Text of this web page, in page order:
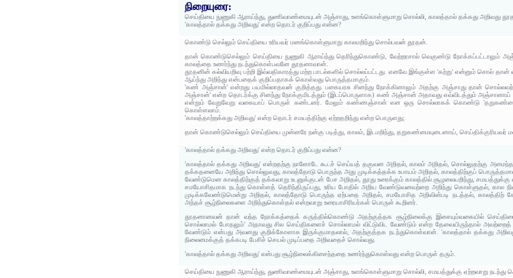
நிறையுரை:
செய்தியை நுணுகி ஆராய்ந்து, துணிவாண்மையுடன் அஞ்சாது, உளங்கொள்ளுமாறு சொல்லி, காலத்தால் தக்கது அறிவது
'காலத்தால் தக்கது அறிவது' என்ற தொடர் குறிப்பது என்ன?
கொண்டு செல்லும் செய்தியை உரியவர் மனங்கொள்ளுமாறு காலமறிந்து சொல்பவன் தூதன்.
தான் கொண்டுசெல்லும் செய்தியை நுணுகி ஆராய்ந்து தெரிந்துகொண்டு, வேற்றரசால் வெகுண்டு நோக்கப்பட்டாலும்
காலத்தை உணர்ந்து நடந்துகொள்பவனே தூதனாவான்.
தூதனின் கல்வியறிவு பற்றி இவ்வதிகாரத்து மற்ற பாடல்களில் சொல்லப்பட்டது. எனவே இங்குள்ள 'கற்று' என்னும் சொல் தான்
ஆய்ந்து அறிந்து என்பதைக் குறிப்பதாகக் கொள்வது பொருத்தமாகும்.
'கண் அஞ்சான்' என்றது பயமில்லாதவன் குறித்தது. பகையரசு சினந்து நோக்கினாலும் அதற்கு அஞ்சாது தான்
அஞ்சான்' என்ற தொடர்க்கு சினந்து நோக்குமிடத்தும் (இடப்பொருளாக) கண் அஞ்சான் அதாவது எவ்விடத்தும் அஞ்சானாய்
என்றும் வேறுவேறு வகையாப் பொருள் கண்டனர். மேலும் கண்ணஞ்சான் என ஒரு சொல்லாகக் கொண்டு
கொள்ளலாம்.
'காலத்தாற்றக்கது அறிவது' என்ற தொடர் சமயத்திற்கு ஏற்றதறிந்து என்ற பொருளது;
தான் கொண்டுசெல்லும் செய்தியை முன்னரே நன்கு படித்து, காலம், இடமறிந்து, தறுகண்மையுடைனாய்,
'காலத்தால் தக்கது அறிவது' என்ற தொடர் குறிப்பது என்ன?
'காலத்தால் தக்கது அறிவது' என்றதற்கு நாளோடே கூடச் செய்யத் தகுவன அறிதல், காலம் அறிதல், சொல்லுதற்கு அமைந்த
தக்கதனையே அறிந்து சொல்லுவது, காலத்தோடு பொருந்த அது முடிக்கத்தக்க உபாயம் அறிதல், காலத்திற்குப்
வேண்டுமென காலத்திற்குத் தக்கவாறு உடனுக்குடன் பேச அறிதல், தூது உரைக்கும் காலத்தில் சூழலையறிந்து,
சமயோசிதமாக நடந்து கொள்ளத் தெரிந்திருப்பது, உரிய போதில் அறிய வேண்டுவனவற்றை அறிந்து கொள்ளுதல், கால
முடிக்கவேண்டுமென்று அறிதல், காலத்தோடு பொருந்த ஏற்பதை அறிதல், சமயோசித அறிவின்படி நடத்தல்,
அந்தச் சூழ்நிலைகளை அறிந்துகொள்தல் என்றவாறு உரையாசிரியர்கள் பொருள் கூறினர்.
தூதனானவன் தான் வந்த நோக்கத்தைக் கருத்தில்கொண்டு அதற்குத்தக சூழ்நிலைக்கு இசையும்வகையில்
சொல்லாமல் போதலும்' அதாவது சில செய்திகளைச் சொல்லாமல் விட்டுவிட வேண்டும் என்ற தேவையிருந்தால் அவற்றைத்
வேண்டும் என்பது அவனது குறிக்கோளாக இருக்குமாதலால், அதற்குத்தக நடந்துகொள்வான். 'காலத்தால் தக்கது
நிலைமைக்குத் தக்கபடி பேசிச் செயல் முடிப்பதை அறிவதைச் சொல்வது.
'காலத்தால் தக்கது அறிவது' என்பது சூழ்நிலைக்கிசைந்ததை உணர்ந்துகொள்வது என்ற பொருள் தரும்.
செய்தியை நுணுகி ஆராய்ந்து, துணிவாண்மையுடன் அஞ்சாது, உளங்கொள்ளுமாறு சொல்லி, சமயத்துக்கு ஏற்றவாறு